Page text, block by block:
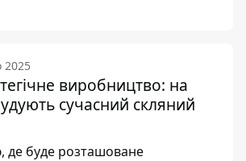
2025
виробництво: на
сучасний скляний
де буде розташоване